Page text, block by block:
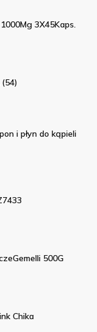
3X45Kaps.
i płyn do kąpieli
500G
Chika